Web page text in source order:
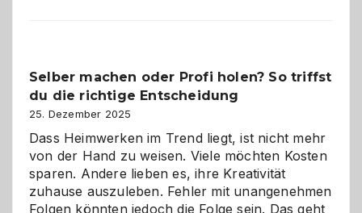
Herausforderungen
und
Zukunft
Selber machen oder Profi holen? So triffst
du die richtige Entscheidung
25. Dezember 2025
Dass Heimwerken im Trend liegt, ist nicht mehr
von der Hand zu weisen. Viele möchten Kosten
sparen. Andere lieben es, ihre Kreativität
zuhause auszuleben. Fehler mit unangenehmen
Folgen könnten jedoch die Folge sein. Das geht